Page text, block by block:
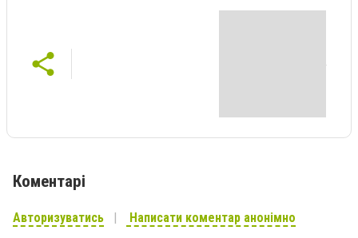
Коментарі
Авторизуватись Написати коментар анонімно